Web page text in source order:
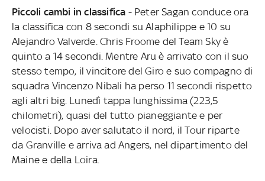
Piccoli cambi in classifica - Peter Sagan conduce ora
la classifica con 8 secondi su Alaphilippe e 10 su
Alejandro Valverde. Chris Froome del Team Sky è
quinto a 14 secondi. Mentre Aru è arrivato con il suo
stesso tempo, il vincitore del Giro e suo compagno di
squadra Vincenzo Nibali ha perso 11 secondi rispetto
agli altri big. Lunedì tappa lunghissima (223,5
chilometri), quasi del tutto pianeggiante e per
velocisti. Dopo aver salutato il nord, il Tour riparte
da Granville e arriva ad Angers, nel dipartimento del
Maine e della Loira.